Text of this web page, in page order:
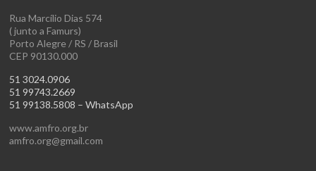
Rua Marcílio Dias 574
( junto a Famurs)
Porto Alegre / RS / Brasil
CEP 90130.000
51 3024.0906
51 99743.2669
51 99138.5808 – WhatsApp
www.amfro.org.br
amfro.org@gmail.com